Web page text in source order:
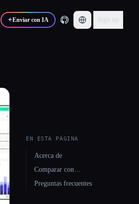
✦Enviar con IA Sign up
EN ESTA PÁGINA
Acerca de
Comparar con…
Preguntas frecuentes